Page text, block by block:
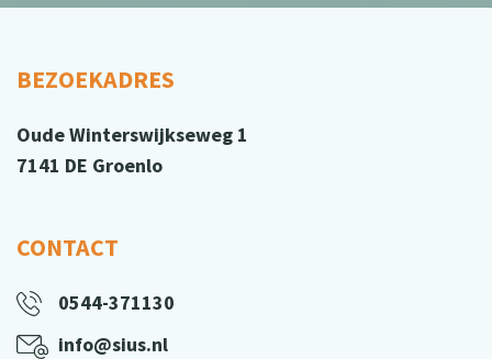
BEZOEKADRES
Oude Winterswijkseweg 1
7141 DE Groenlo
CONTACT
0544-371130
info@sius.nl